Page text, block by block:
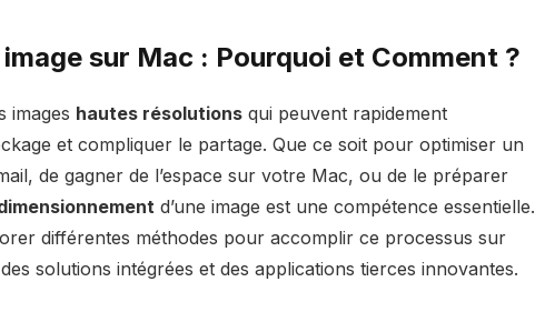
sur Mac : Pourquoi et Comment ?
images hautes résolutionsqui peuvent rapidement
et compliquer le partage. Que ce soit pour optimiser un
de gagner de l’espace sur votre Mac, ou de le préparer
d’une image est une compétence essentielle.
différentes méthodes pour accomplir ce processus sur
solutions intégrées et des applications tierces innovantes.